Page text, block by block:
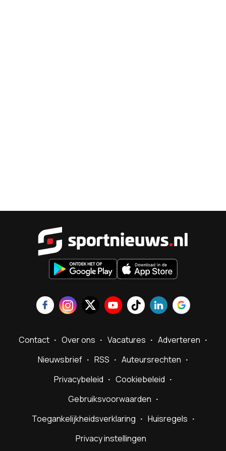
Contact Over ons Vacatures
Adverteren
Nieuwsbrief
RSS
Auteursrechten
Privacybeleid
Cookiebeleid
Gebruiksvoorwaarden
Toegankelijkheidsverklaring
Huisregels
Privacy instellingen